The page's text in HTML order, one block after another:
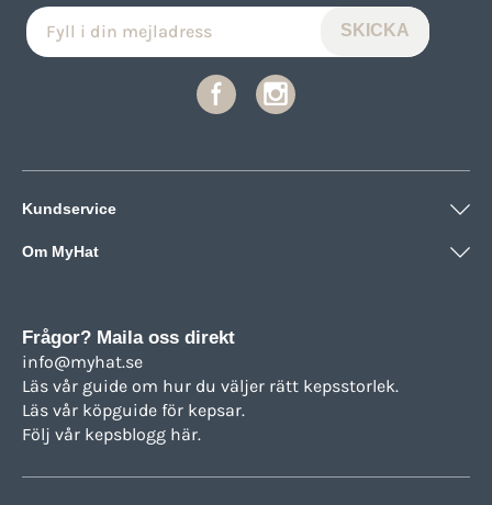
Kundservice
Om MyHat
Frågor? Maila oss direkt
info@myhat.se
Läs vår guide om hur du väljer rätt kepsstorlek.
Läs vår köpguide för kepsar.
Följ vår kepsblogg här.